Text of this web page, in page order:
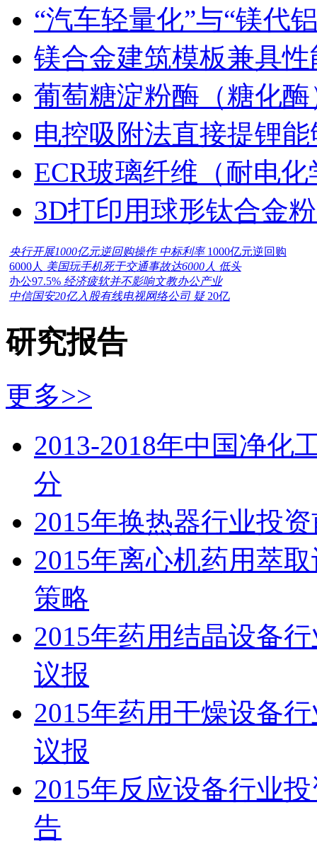
“汽车轻量化”与“镁代
镁合金建筑模板兼具
葡萄糖淀粉酶（糖化
电控吸附法直接提锂
ECR玻璃纤维（耐电
3D打印用球形钛合金
央行开展1000亿元逆回购操作 中标利率 1000亿元逆回购
6000人 美国玩手机死于交通事故达6000人 低头
办公97.5% 经济疲软并不影响文教办公产业
中信国安20亿入股有线电视网络公司 疑 20亿
研究报告
更多>>
2013-2018年中国净化
分
2015年换热器行业投
2015年离心机药用萃
策略
2015年药用结晶设备
议报
2015年药用干燥设备
议报
2015年反应设备行业
告